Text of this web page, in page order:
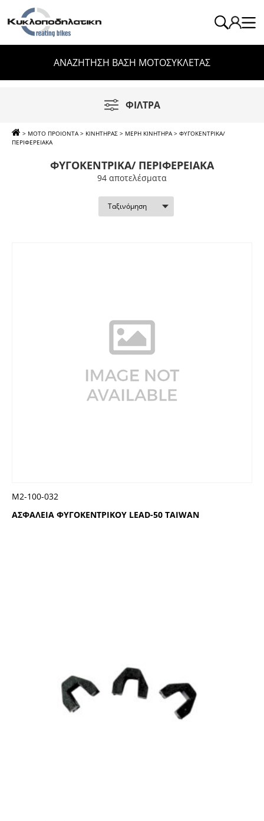
ΑΝΑΖΗΤΗΣΗ ΒΑΣΗ ΜΟΤΟΣΥΚΛΕΤΑΣ
ΦΙΛΤΡΑ
> ΜΟΤΟ ΠΡΟΙΟΝΤΑ > ΚΙΝΗΤΗΡΑΣ > ΜΕΡΗ ΚΙΝΗΤΗΡΑ > ΦΥΓΟΚΕΝΤΡΙΚΑ/
ΠΕΡΙΦΕΡΕΙΑΚΑ
ΦΥΓΟΚΕΝΤΡΙΚΑ/ ΠΕΡΙΦΕΡΕΙΑΚΑ
94 απoτελέσματα
ΑΣΦΑΛΕΙΑ ΦΥΓΟΚΕΝΤΡΙΚΟΥ LEAD-50 TAIWAN
Μ2-100-032